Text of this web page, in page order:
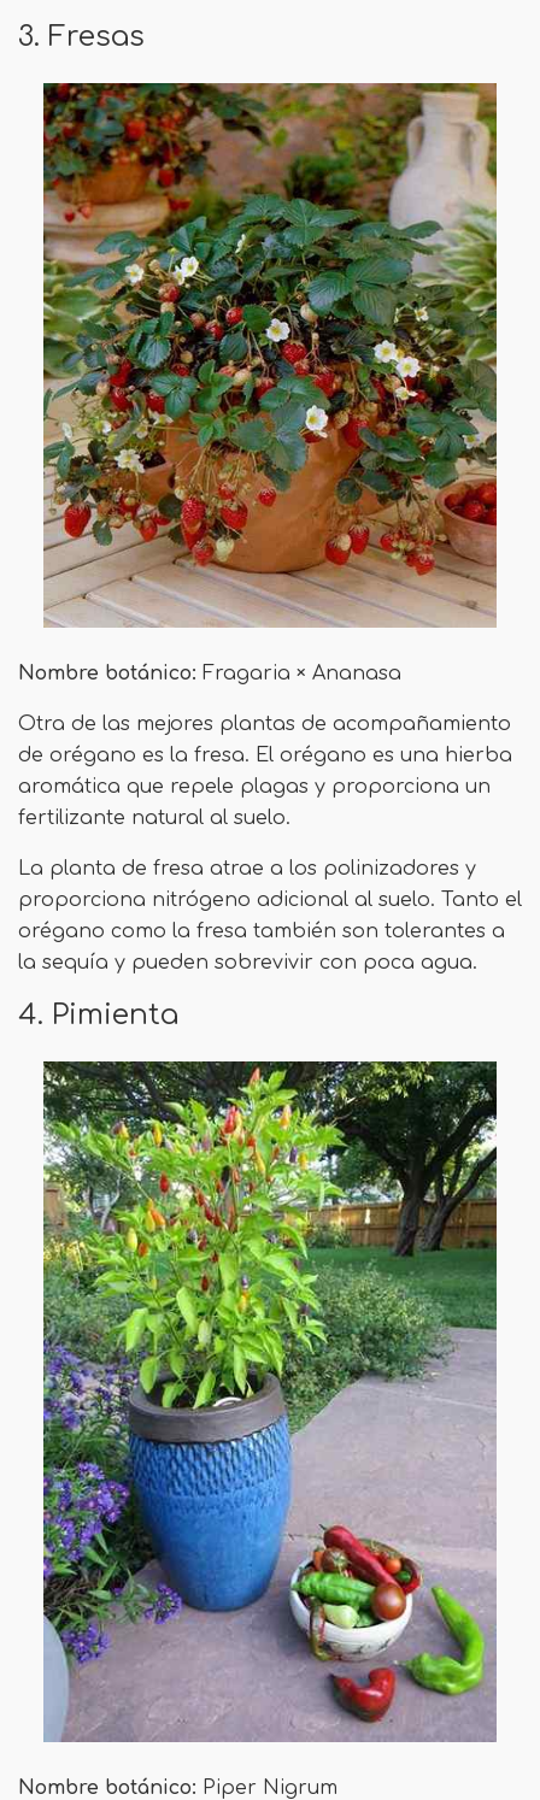
3. Fresas
Nombre botánico: Fragaria × Ananasa
Otra de las mejores plantas de acompañamiento
de orégano es la fresa. El orégano es una hierba
aromática que repele plagas y proporciona un
fertilizante natural al suelo.
La planta de fresa atrae a los polinizadores y
proporciona nitrógeno adicional al suelo. Tanto el
orégano como la fresa también son tolerantes a
la sequía y pueden sobrevivir con poca agua.
4. Pimienta
Nombre botánico: Piper Nigrum